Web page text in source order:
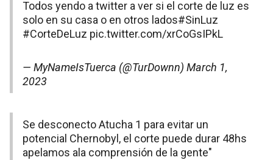
Todos yendo a twitter a ver si el corte de luz es
solo en su casa o en otros lados#SinLuz
#CorteDeLuz pic.twitter.com/xrCoGsIPkL
— MyNameIsTuerca (@TurDownn) March 1,
2023
Se desconecto Atucha 1 para evitar un
potencial Chernobyl, el corte puede durar 48hs
apelamos ala comprensión de la gente"